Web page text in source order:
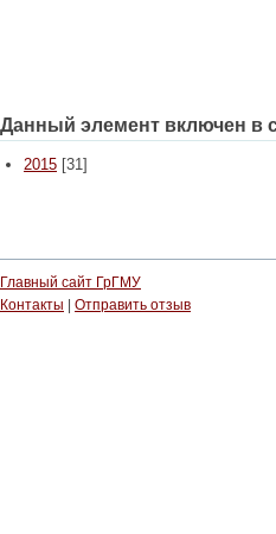
Данный элемент включен в
2015 [31]
Главный сайт ГрГМУ
Контакты
Отправить отзыв